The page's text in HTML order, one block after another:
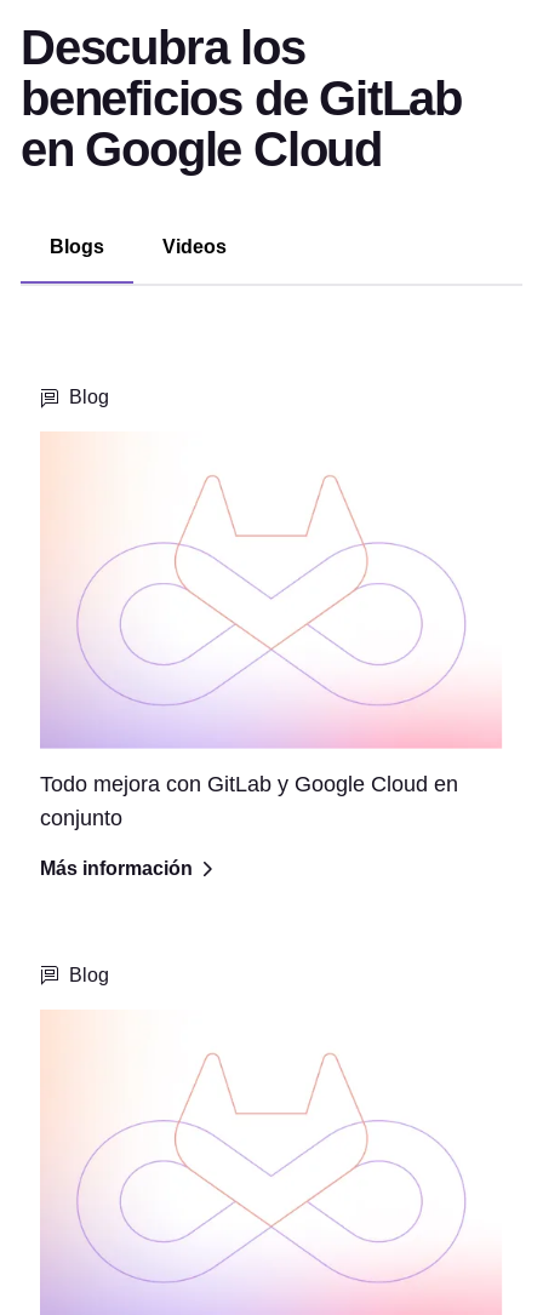
Descubra los
beneficios de GitLab
en Google Cloud
Blogs Videos
Blog
Todo mejora con GitLab y Google Cloud en
conjunto
Más información
Blog